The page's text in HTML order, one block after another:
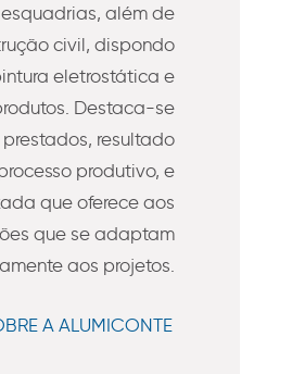
além de
civil, dispondo
eletrostática e
Destaca-se
resultado
produtivo, e
que oferece aos
que se adaptam
aos projetos.
A ALUMICONTE